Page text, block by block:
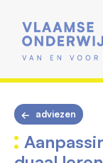
adviezen